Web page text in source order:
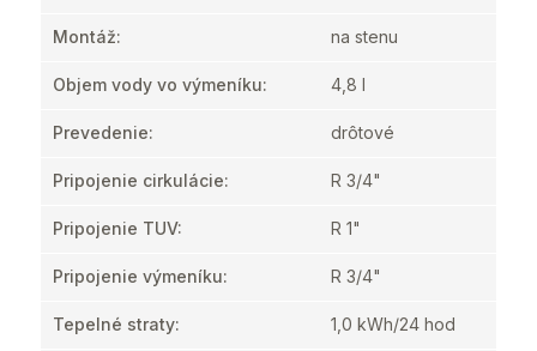
Montáž: na stenu
Objem vody vo výmeníku: 4,8 l
Prevedenie: drôtové
Pripojenie cirkulácie: R 3/4"
Pripojenie TUV: R 1"
Pripojenie výmeníku: R 3/4"
Tepelné straty: 1,0 kWh/24 hod